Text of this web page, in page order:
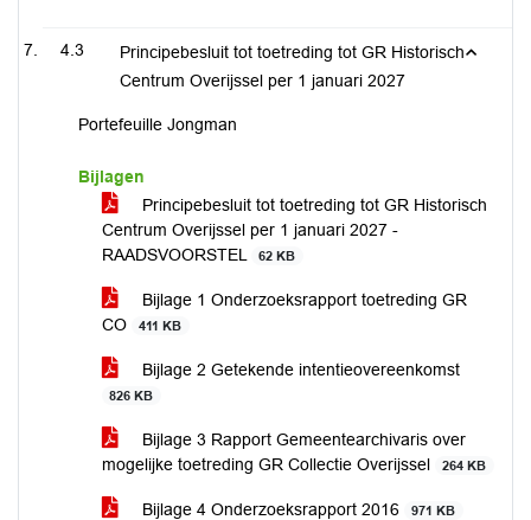
4.3
Principebesluit tot toetreding tot GR Historisch
Centrum Overijssel per 1 januari 2027
Portefeuille Jongman
Bijlagen
Principebesluit tot toetreding tot GR Historisch
Centrum Overijssel per 1 januari 2027 -
RAADSVOORSTEL
62 KB
Bijlage 1 Onderzoeksrapport toetreding GR
CO
411 KB
Bijlage 2 Getekende intentieovereenkomst
826 KB
Bijlage 3 Rapport Gemeentearchivaris over
mogelijke toetreding GR Collectie Overijssel
264 KB
Bijlage 4 Onderzoeksrapport 2016 971 KB